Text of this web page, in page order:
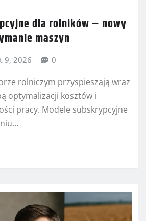
dla rolników – nowy
maszyn
9, 2026 0
rolniczym przyspieszają wraz
optymalizacji kosztów i
pracy. Modele subskrypcyjne